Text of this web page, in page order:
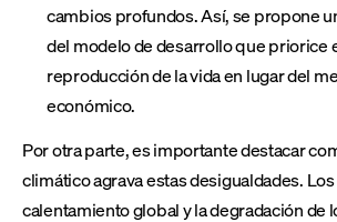
cambios profundos. Así, se propone
del modelo de desarrollo que priorice
reproducción de la vida en lugar del
económico.
Por otra parte, es importante destacar
climático agrava estas desigualdades.
calentamiento global y la degradación de